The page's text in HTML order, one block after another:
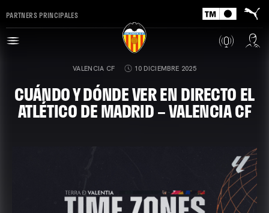
PARTNERS PRINCIPALES
VALENCIA CF 10 DICIEMBRE 2025
CUÁNDO Y DÓNDE VER EN DIRECTO EL
ATLÉTICO DE MADRID – VALENCIA CF